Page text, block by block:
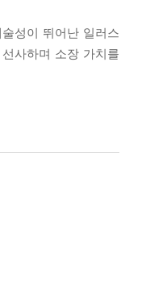
성이 뛰어난 일러스
사하며 소장 가치를